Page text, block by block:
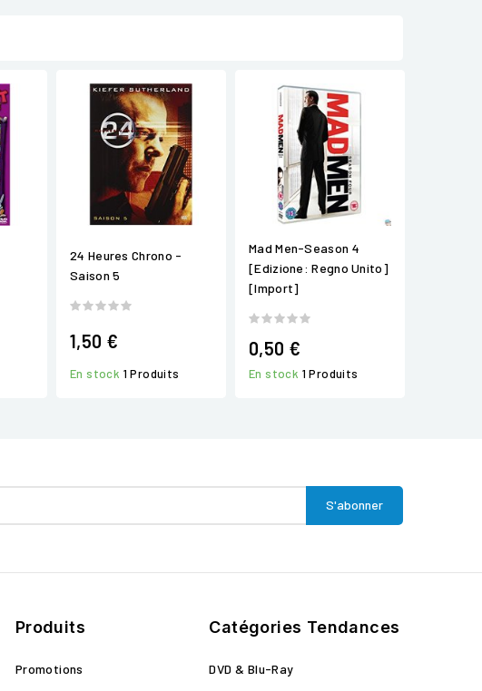
24 Heures Chrono -
Saison 5
1,50 €
En stock 1 Produits
Mad Men-Season 4
[Edizione: Regno Unito]
[Import]
0,50 €
En stock 1 Produits
Produits
Promotions
Catégories Tendances
DVD & Blu-Ray